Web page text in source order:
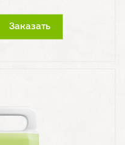
Заказать